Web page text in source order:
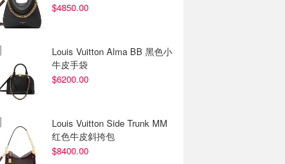
$4850.00
Louis Vuitton Alma BB 黑色小
牛皮手袋
$6200.00
Louis Vuitton Side Trunk MM
红色牛皮斜挎包
$8400.00